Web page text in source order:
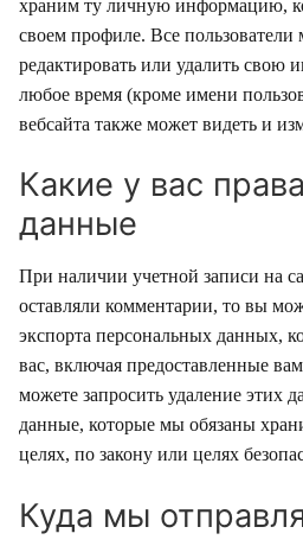
храним ту личную информацию,
своем профиле. Все пользователи
редактировать или удалить свою
любое время (кроме имени
вебсайта также может видеть и
Какие у вас
данные
При наличии учетной записи на
оставляли комментарии, то вы
экспорта персональных данных,
вас, включая предоставленные
можете запросить удаление этих
данные, которые мы обязаны
целях, по закону или целях
Куда мы